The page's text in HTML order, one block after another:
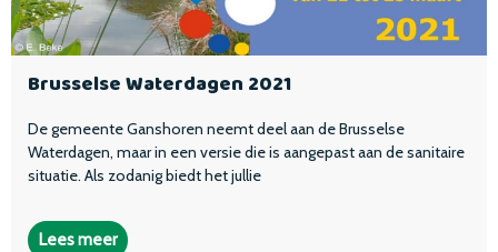
Brusselse Waterdagen 2021
De gemeente Ganshoren neemt deel aan de Brusselse
Waterdagen, maar in een versie die is aangepast aan de sanitaire
situatie. Als zodanig biedt het jullie
Lees meer